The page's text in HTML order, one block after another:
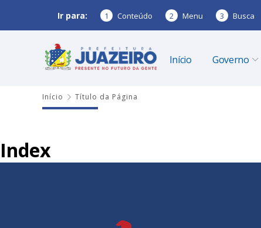
Ir para: 1 Conteúdo 2 Menu 3 Busca
Início Governo
Início Título da Página
Index